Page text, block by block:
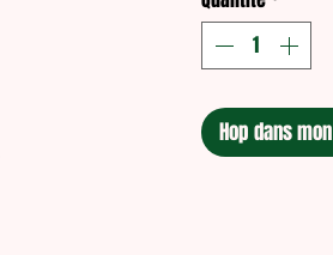
Hop dans